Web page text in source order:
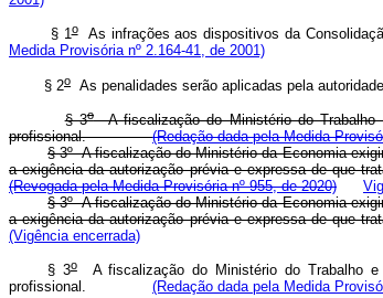
§ 1oAs infrações aos dispositivos da
Medida Provisória nº 2.164-41, de 2001)
§ 2o As penalidades serão aplicadas pela
§ 3oA fiscalização do Ministério do Trabalho
profissional.(Redação dada pela Medida
§ 3º A fiscalização do Ministério da Economia
a exigência da autorização prévia e expressa de que
(Revogada pela Medida Provisória nº 955, de 2020)
§ 3º A fiscalização do Ministério da Economia
a exigência da autorização prévia e expressa de que
(Vigência encerrada)
§ 3oA fiscalização do Ministério do Trabalho e
profissional. (Redação dada pela Medida